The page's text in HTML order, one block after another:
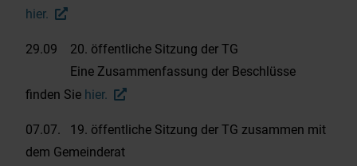
hier.
29.09 20. öffentliche Sitzung der TG
Eine Zusammenfassung der Beschlüsse
finden Sie hier.
07.07. 19. öffentliche Sitzung der TG zusammen mit
dem Gemeinderat